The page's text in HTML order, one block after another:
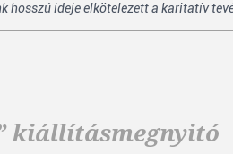
ideje elkötelezett a karitatív
kiállításmegnyitó